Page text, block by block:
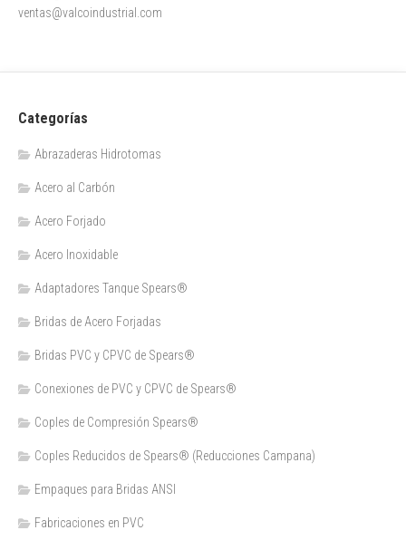
ventas@valcoindustrial.com
Categorías
Abrazaderas Hidrotomas
Acero al Carbón
Acero Forjado
Acero Inoxidable
Adaptadores Tanque Spears®
Bridas de Acero Forjadas
Bridas PVC y CPVC de Spears®
Conexiones de PVC y CPVC de Spears®
Coples de Compresión Spears®
Coples Reducidos de Spears® (Reducciones Campana)
Empaques para Bridas ANSI
Fabricaciones en PVC